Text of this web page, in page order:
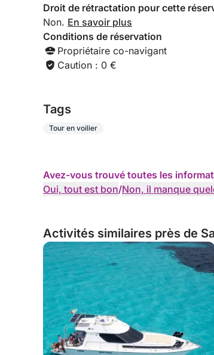
Droit de rétractation pour cette
Non. En savoir plus
Conditions de réservation
Propriétaire co-navigant
Caution : 0 €
Tags
Tour en voilier
Avez-vous trouvé toutes les
Oui, tout est bon/Non, il manque
Activités similaires près de